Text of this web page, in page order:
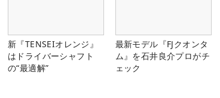
新『TENSEIオレンジ』
はドライバーシャフト
の“最適解”
最新モデル『FJクオンタ
ム』を石井良介プロがチ
ェック